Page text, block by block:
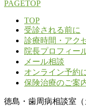
PAGETOP
TOP
受診される前に
診療時間・アク
院長プロフィー
メール相談
オンライン予約
保険治療のご案
徳島・歯周病相談室（